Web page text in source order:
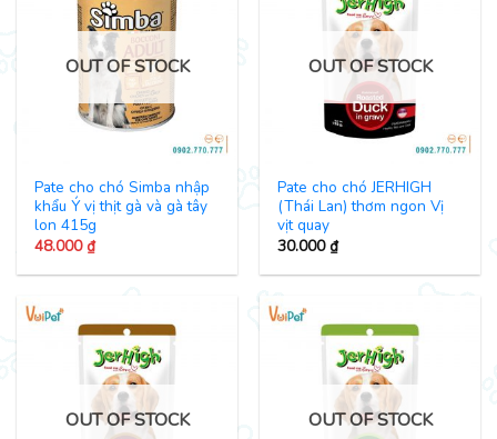
OUT OF STOCK
Pate cho chó Simba nhập
khẩu Ý vị thịt gà và gà tây
lon 415g
48.000₫
OUT OF STOCK
Pate cho chó JERHIGH
(Thái Lan) thơm ngon Vị
vịt quay
30.000₫
OUT OF STOCK OUT OF STOCK